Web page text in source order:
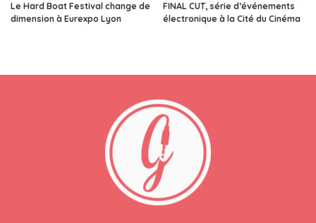
Le Hard Boat Festival change de
dimension à Eurexpo Lyon
FINAL CUT, série d’événements
électronique à la Cité du Cinéma